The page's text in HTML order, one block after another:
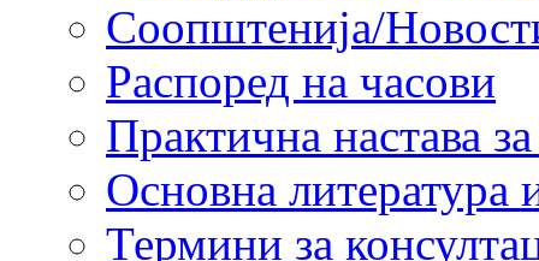
Соопштенија/
Распоред на часови
Практична настава
Основна литература
Термини за